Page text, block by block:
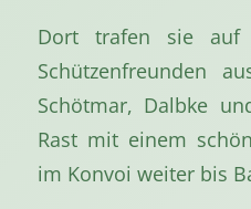
Dort trafen sie
Schützenfreunden
Schötmar, Dalbke
Rast mit einem
im Konvoi weiter bis